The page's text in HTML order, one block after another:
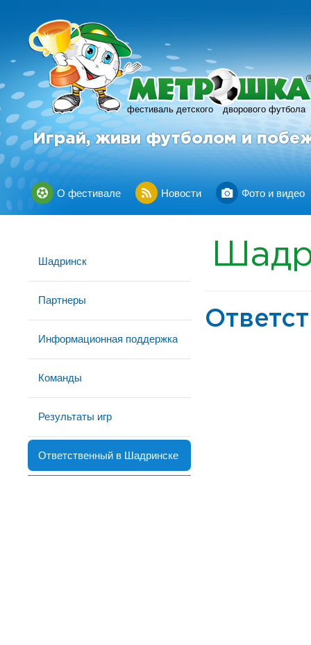
фестиваль детского дворового футбола
R
Играй, живи футболом и
О фестивале Новости Фото и видео
Шадринск
Партнеры
Информационная поддержка
Команды
Результаты игр
Ответственный в Шадринске